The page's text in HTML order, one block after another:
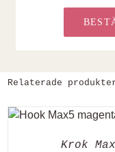
Relaterade
Krok